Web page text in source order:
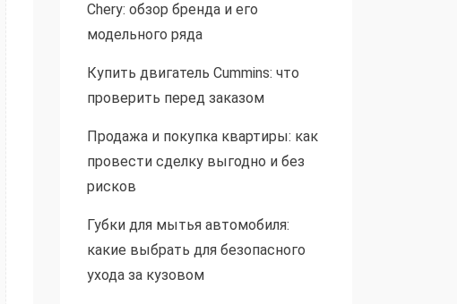
Chery: обзор бренда и его
модельного ряда
Купить двигатель Cummins: что
проверить перед заказом
Продажа и покупка квартиры: как
провести сделку выгодно и без
рисков
Губки для мытья автомобиля:
какие выбрать для безопасного
ухода за кузовом